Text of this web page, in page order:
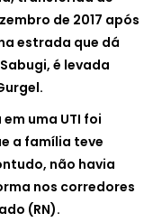
de 2017 após
estrada que dá
é levada
uma UTI foi
a família teve
não havia
nos corredores
(RN).